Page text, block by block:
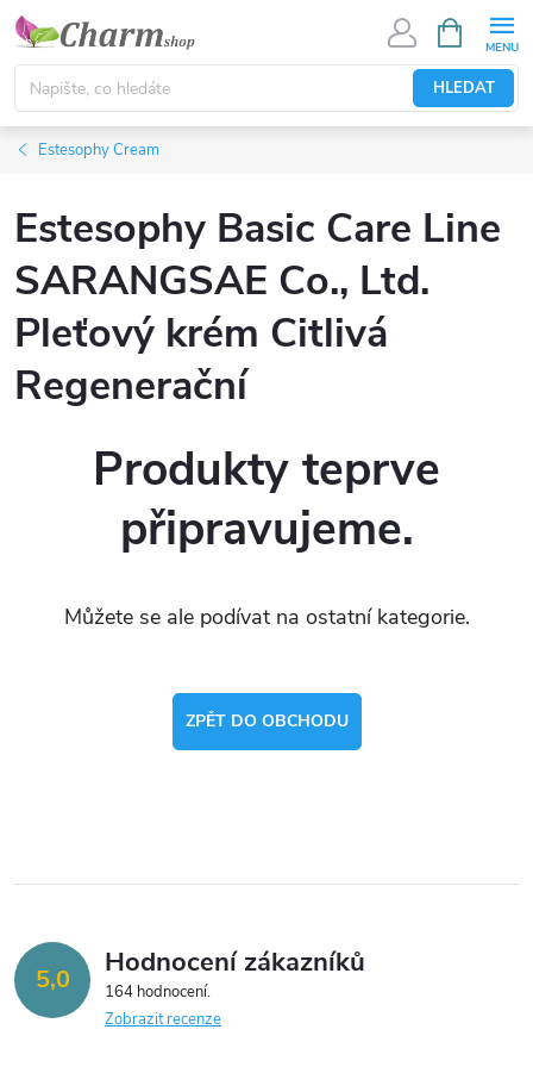
Přejít
obsah
HLEDAT
NÁKUPNÍ
KOŠÍK
Estesophy Cream
Estesophy Basic Care Line
SARANGSAE Co., Ltd.
Pleťový krém Citlivá
Regenerační
Produkty teprve
připravujeme.
Můžete se ale podívat na ostatní kategorie.
ZPĚT DO OBCHODU
5,0 Hodnocení zákazníků
164 hodnocení
Zobrazit recenze